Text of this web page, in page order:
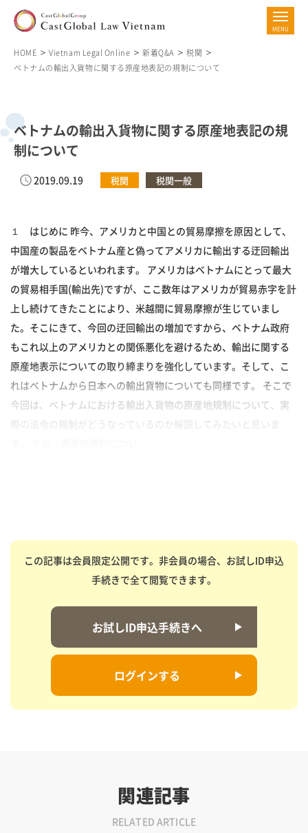
HOME Vietnam Legal Online 新着Q&A
税関
ベトナムの輸出入貨物に関する原産地表記の規制について
ベトナムの輸出入貨物に関する原産地表記の規
制について
2019.09.19 税関 税関一般
１ はじめに 昨今、アメリカと中国との貿易摩擦を原因として、
中国産の製品をベトナム産と偽ってアメリカに輸出する迂回輸出
が増大しているといわれます。 アメリカはベトナムにとって最大
の貿易相手国(輸出先)ですが、ここ数年はアメリカが貿易赤字を計
上し続けてきたことにより、米越間に貿易摩擦が生じていまし
た。そこにきて、今回の迂回輸出の増加ですから、ベトナム政府
もこれ以上のアメリカとの関係悪化を避けるため、輸出に関する
原産地表示についての取り締まりを強化しています。そして、こ
れはベトナムから日本への輸出貨物についても同様です。 そこで
今回は、ベトナムにおける輸出入貨物の原産地規制について、実
この記事は会員限定公開です。非会員の場合、お試しID申込
手続きで全て閲覧できます。
お試しID申込手続きへ
ログインする
関連記事
RELATED ARTICLE